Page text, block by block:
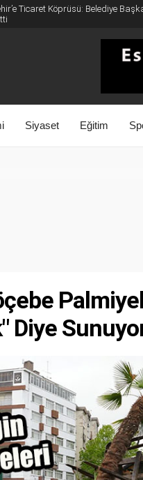
Ticaret Köprüsü: Belediye
Siyaset Eğitim
Diye